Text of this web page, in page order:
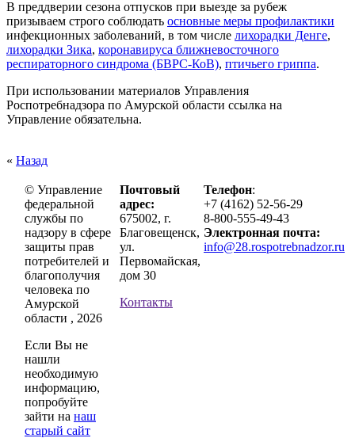
В преддверии сезона отпусков при выезде за рубеж
призываем строго соблюдать основные меры профилактики
инфекционных заболеваний, в том числе лихорадки Денге,
лихорадки Зика, коронавируса ближневосточного
респираторного синдрома (БВРС-КоВ), птичьего гриппа.
При использовании материалов Управления
Роспотребнадзора по Амурской области ссылка на
Управление обязательна.
« Назад
© Управление
федеральной
службы по
надзору в сфере
защиты прав
потребителей и
благополучия
человека по
Амурской
области , 2026
Если Вы не
нашли
необходимую
информацию,
попробуйте
зайти на наш
старый сайт
Почтовый
адрес:
675002, г.
Благовещенск,
ул.
Первомайская,
дом 30
Контакты
Телефон:
+7 (4162) 52-56-29
8-800-555-49-43
Электронная почта:
info@28.rospotrebnadzor.ru